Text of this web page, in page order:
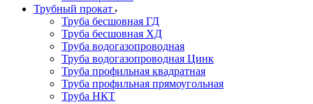
Трубный прокат
Труба бесшовная ГД
Труба бесшовная ХД
Труба водогазопроводная
Труба водогазопроводная Цинк
Труба профильная квадратная
Труба профильная прямоугольная
Труба НКТ